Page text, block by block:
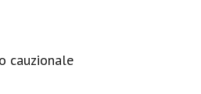
cauzionale